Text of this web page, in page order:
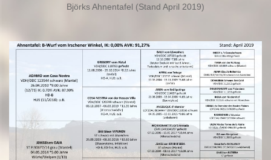
Björks Ahnentafel (Stand April 2019)